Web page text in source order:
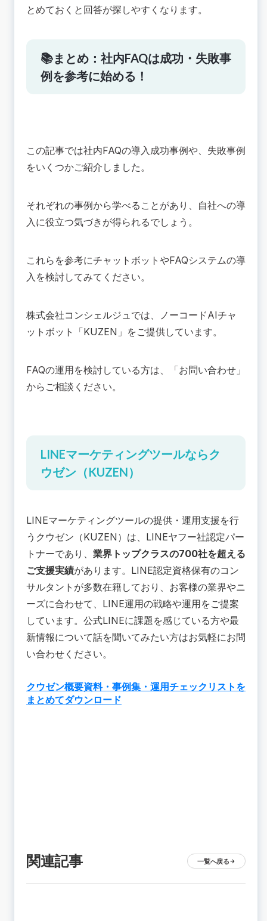
とめておくと回答が探しやすくなります。
📚まとめ：社内FAQは成功・失敗事
例を参考に始める！
この記事では社内FAQの導入成功事例や、失敗事例
をいくつかご紹介しました。
それぞれの事例から学べることがあり、自社への導
入に役立つ気づきが得られるでしょう。
これらを参考にチャットボットやFAQシステムの導
入を検討してみてください。
株式会社コンシェルジュでは、ノーコードAIチャ
ットボット「KUZEN 」をご提供しています。
FAQの運用を検討している方は、「お問い合わせ 」
からご相談ください。
LINEマーケティングツールならク
ウゼン（KUZEN）
LINEマーケティングツールの提供・運用支援を行
うクウゼン（KUZEN）は、LINEヤフー社認定パー
トナーであり、 業界トップクラスの700社を超える
ご支援実績があります。LINE認定資格保有のコン
サルタントが多数在籍しており、お客様の業界やニ
ーズに合わせて、LINE運用の戦略や運用をご提案
しています。公式LINEに課題を感じている方や最
新情報について話を聞いてみたい方はお気軽にお問
い合わせください。
クウゼン概要資料・事例集・運用チェックリストを
まとめてダウンロード
関連記事 一覧へ戻る arrow_forward